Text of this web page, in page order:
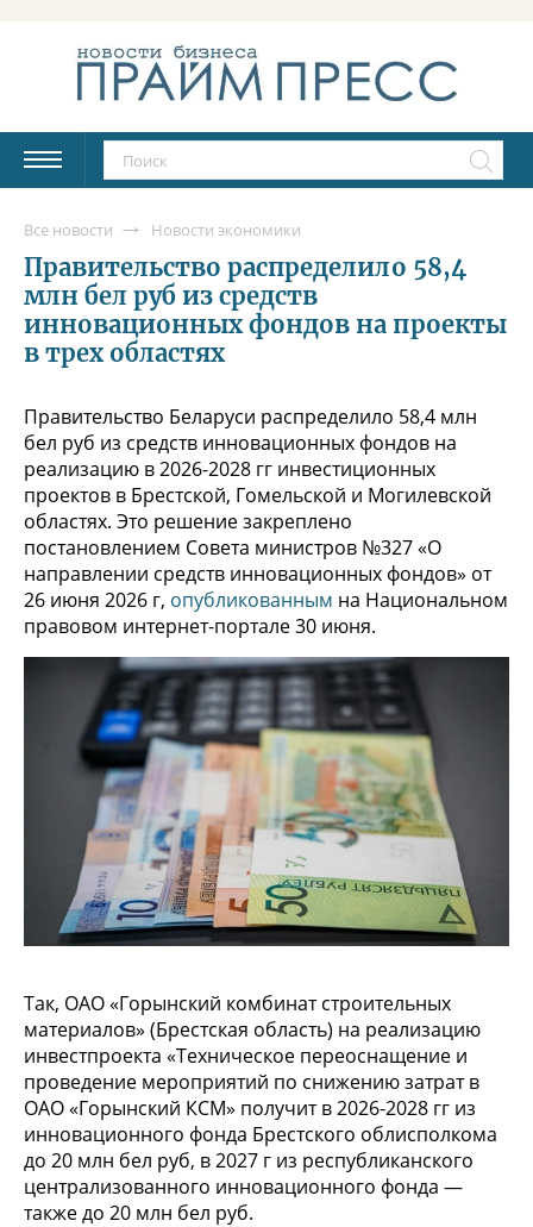
Все новости Новости экономики
Правительство распределило 58,4
млн бел руб из средств
инновационных фондов на проекты
в трех областях
Правительство Беларуси распределило 58,4 млн
бел руб из средств инновационных фондов на
реализацию в 2026-2028 гг инвестиционных
проектов в Брестской, Гомельской и Могилевской
областях. Это решение закреплено
постановлением Совета министров №327 «О
направлении средств инновационных фондов» от
26 июня 2026 г, опубликованным на Национальном
правовом интернет-портале 30 июня.
Так, ОАО «Горынский комбинат строительных
материалов» (Брестская область) на реализацию
инвестпроекта «Техническое переоснащение и
проведение мероприятий по снижению затрат в
ОАО «Горынский КСМ» получит в 2026-2028 гг из
инновационного фонда Брестского облисполкома
до 20 млн бел руб, в 2027 г из республиканского
централизованного инновационного фонда —
также до 20 млн бел руб.